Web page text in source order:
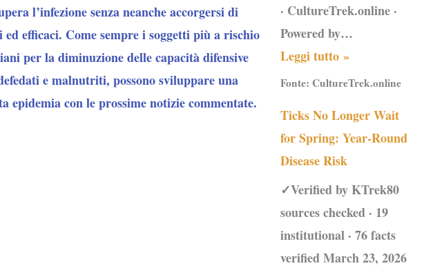
l’infezione senza neanche accorgersi di
efficaci. Come sempre i soggetti più a rischio
per la diminuzione delle capacità difensive
e malnutriti, possono sviluppare una
epidemia con le prossime notizie commentate.
· CultureTrek.online ·
Powered by…
Leggi tutto »
Fonte:CultureTrek.online
Ticks No Longer Wait
for Spring: Year-Round
Disease Risk
✓Verified by KTrek80
sources checked · 19
institutional · 76 facts
verified March 23, 2026